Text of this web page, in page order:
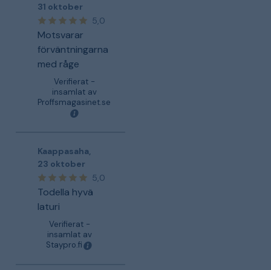
31 oktober
5,0
Motsvarar
förväntningarna
med råge
Verifierat -
insamlat av
Proffsmagasinet.se
Kaappasaha
23 oktober
5,0
Todella hyvä
laturi
Verifierat -
insamlat av
Staypro.fi